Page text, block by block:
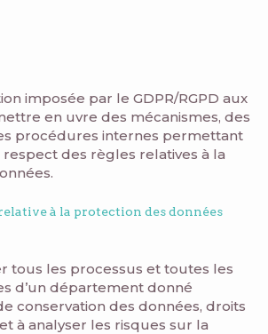
imposée par le GDPR/RGPD aux
en uvre des mécanismes, des
procédures internes permettant
des règles relatives à la
à la protection des données
tous les processus et toutes les
d’un département donné
conservation des données, droits
à analyser les risques sur la